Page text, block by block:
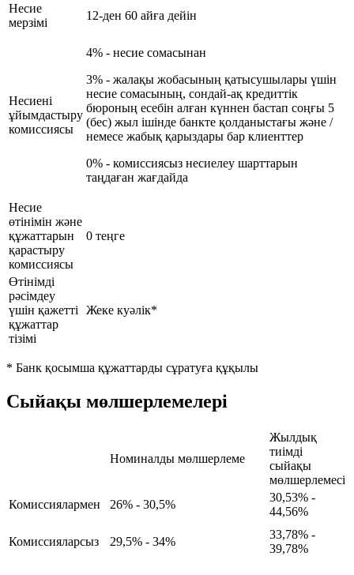
Несие
мерзімі
12-ден 60 айға дейін
Несиені
ұйымдастыру
комиссиясы
4% - несие сомасынан
3% - жалақы жобасының қатысушылары үшін
несие сомасының, сондай-ақ кредиттік
бюроның есебін алған күннен бастап соңғы 5
(бес) жыл ішінде банкте қолданыстағы және /
немесе жабық қарыздары бар клиенттер
0% - комиссиясыз несиелеу шарттарын
таңдаған жағдайда
Несие
өтінімін және
құжаттарын
қарастыру
комиссиясы
0 теңге
Өтінімді
рәсімдеу
үшін қажетті
құжаттар
тізімі
Жеке куәлік*
* Банк қосымша құжаттарды сұратуға құқылы
Сыйақы мөлшерлемелері
Номиналды мөлшерлеме
Жылдық
тиімді
сыйақы
мөлшерлемесі
Комиссиялармен
26% - 30,5%
30,53% -
44,56%
Комиссияларсыз 29,5% - 34%
33,78% -
39,78%